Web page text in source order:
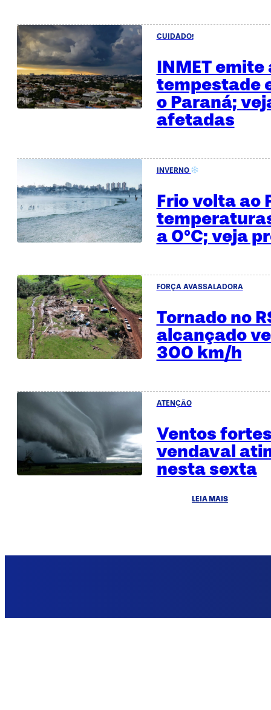
CUIDADO!
INMET
tempestade
o Paraná;
afetadas
INVERNO
Frio volta ao
a 0°C; veja
FORÇA AVASSALADORA
Tornado no
alcançado
300 km/h
ATENÇÃO
Ventos
vendaval
nesta sexta
LEIA MAIS